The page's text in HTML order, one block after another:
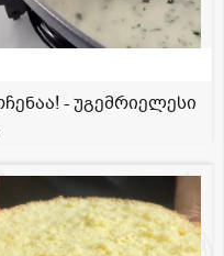
- უგემრიელესი